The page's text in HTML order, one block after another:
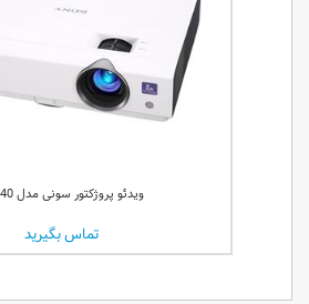
ویدئو پروژکتور سونی مدل DX240
تماس بگیرید